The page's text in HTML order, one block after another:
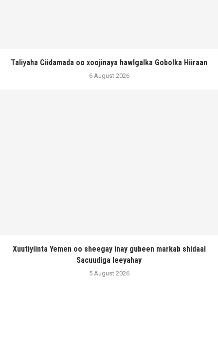
Taliyaha Ciidamada oo xoojinaya hawlgalka Gobolka Hiiraan
6 August 2026
Xuutiyiinta Yemen oo sheegay inay gubeen markab shidaal
Sacuudiga leeyahay
5 August 2026